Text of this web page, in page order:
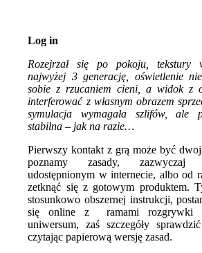
Log in
Rozejrzałsię po pokoju, tekstury
najwyżej 3 generację, oświetlenie
sobie z rzucaniem cieni, a widok z
interferować z własnym obrazem
symulacja wymagała szlifów, ale
stabilna – jak na razie…
Pierwszy kontakt z grą może być
poznamy zasady,
udostępnionym w internecie, albo od
zetknąć się z gotowym produktem.
stosunkowo obszernej instrukcji,
się online z ramami rozgrywki i
uniwersum, zaś szczegóły
czytając papierową wersję zasad.